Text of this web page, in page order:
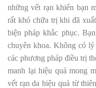
những vết rạn khiến bạn
rất khó chữa trị khi đã
biện pháp khắc phục.
chuyên khoa. Không có lý
các phương pháp điều trị
manh lại hiệu quả mong
vết rạn da hiệu quả từ